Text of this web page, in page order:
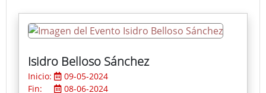
Isidro Belloso Sánchez
Inicio:
09-05-2024
Fin:
08-06-2024